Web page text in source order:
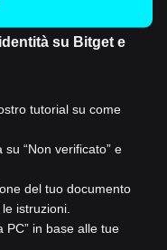
su Bitget e
tutorial su come
su “Non verificato” e
del tuo documento
istruzioni.
PC” in base alle tue